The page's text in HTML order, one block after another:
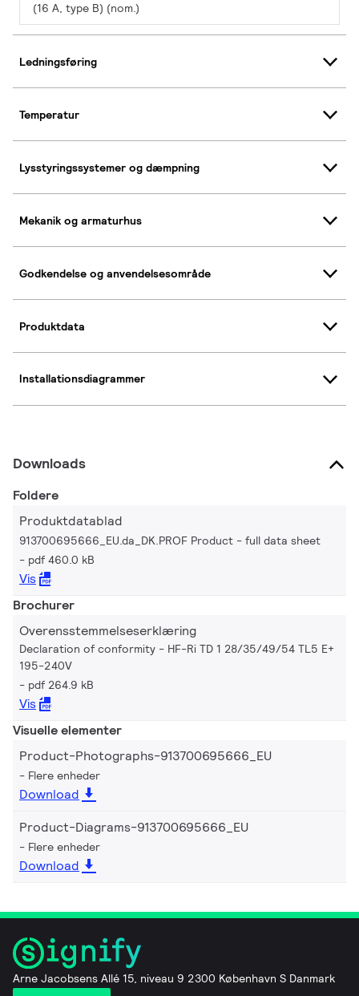
(16 A, type B) (nom.)
Ledningsføring
Temperatur
Lysstyringssystemer og dæmpning
Mekanik og armaturhus
Godkendelse og anvendelsesområde
Produktdata
Installationsdiagrammer
Downloads
Foldere
Produktdatablad
913700695666_EU.da_DK.PROF Product - full data sheet
pdf 460.0 kB
Vis
Brochurer
Overensstemmelseserklæring
Declaration of conformity - HF-Ri TD 1 28/35/49/54 TL5 E+
195-240V
pdf 264.9 kB
Vis
Visuelle elementer
Product-Photographs-913700695666_EU
Flere enheder
Download
Product-Diagrams-913700695666_EU
Flere enheder
Download
Arne Jacobsens Allé 15, niveau 9 2300 København S Danmark